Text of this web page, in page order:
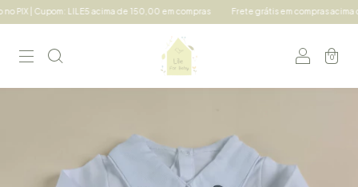
LILE5 acima de 150,00 em compras Frete grátis em compras acima de 490,00
0